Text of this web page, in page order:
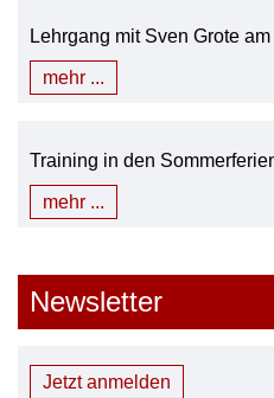
Lehrgang mit Sven Grote
mehr ...
Training in den
mehr ...
Newsletter
Jetzt anmelden